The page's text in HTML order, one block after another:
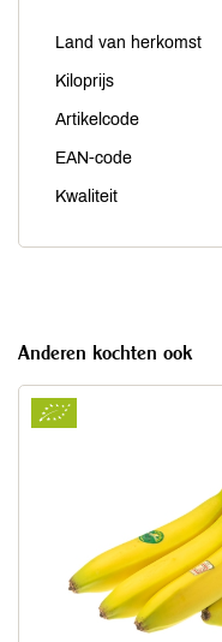
Land van herkomst
Kiloprijs
Artikelcode
EAN-code
Kwaliteit
Anderen kochten ook